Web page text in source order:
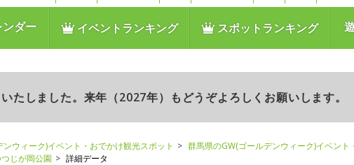
ダー イベントランキング スポットランキング
たしました。来年（2027年）もどうぞよろしくお願いします。
ウィーク)イベント・おでかけ観光スポット
群馬県のGW(ゴールデンウィーク)イベント
じが岡公園 詳細データ